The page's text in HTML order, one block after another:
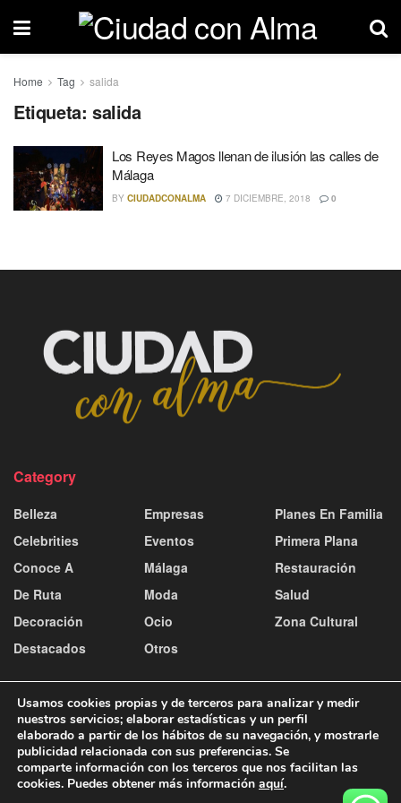
Home Tag salida
Etiqueta: salida
Los Reyes Magos llenan de ilusión las calles de
Málaga
BY CIUDADCONALMA 7 DICIEMBRE, 2018 0
Category
Belleza
Celebrities
Conoce A
De Ruta
Decoración
Destacados
Empresas
Eventos
Málaga
Moda
Ocio
Otros
Planes En Familia
Primera Plana
Restauración
Salud
Zona Cultural
Contacto y publicidad Aviso Legal
Política de Cookies
Política de Privacidad
Usamos cookies propias y de terceros para analizar y medir
nuestros servicios; elaborar estadísticas y un perfil
elaborado a partir de los hábitos de su navegación, y mostrarle
publicidad relacionada con sus preferencias. Se
comparte información con los terceros que nos facilitan las
cookies. Puedes obtener más información aquí.